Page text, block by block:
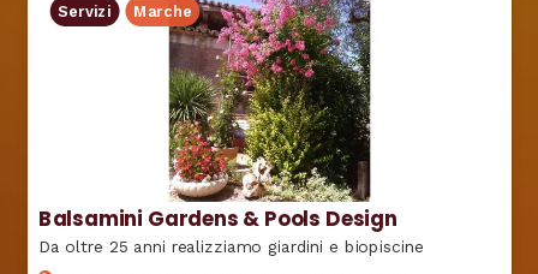
Servizi Marche
Balsamini Gardens & Pools Design
Da oltre 25 anni realizziamo giardini e biopiscine